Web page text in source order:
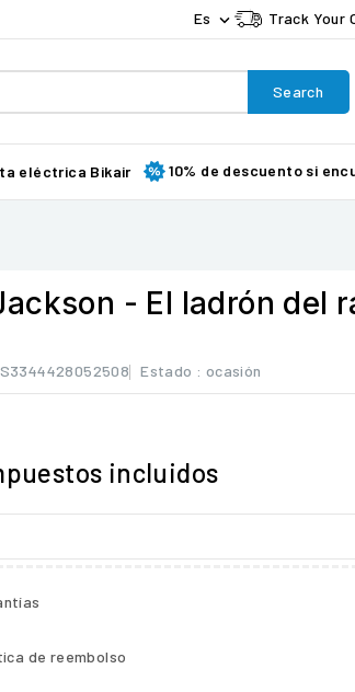
Es  Track Your
Search
eléctrica Bikair 10% de descuento si
- El ladrón del
Estado : ocasión
incluidos
de reembolso